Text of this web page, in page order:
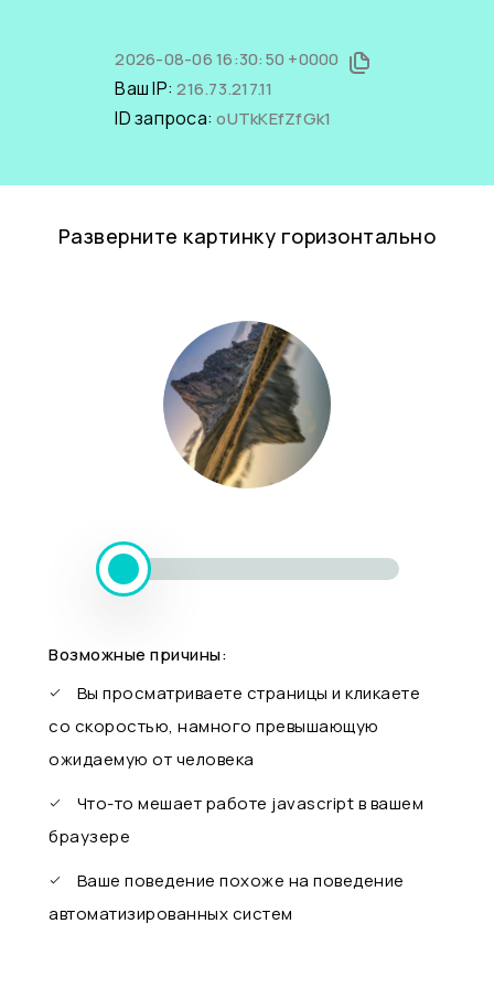
2026-08-06 16:30:50 +0000
Ваш IP:216.73.217.11
ID запроса:oUTkKEfZfGk1
Разверните картинку горизонтально
Возможные причины:
Вы просматриваете страницы и кликаете
со скоростью, намного превышающую
ожидаемую от человека
Что-то мешает работе javascript в вашем
браузере
Ваше поведение похоже на поведение
автоматизированных систем